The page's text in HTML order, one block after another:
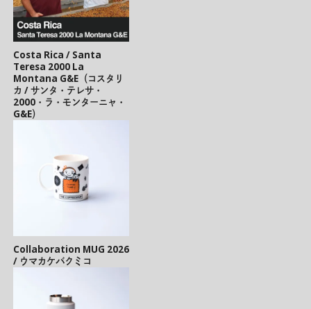
Costa Rica / Santa
Teresa 2000 La
Montana G&E（コスタリ
カ / サンタ・テレサ・
2000・ラ・モンターニャ・
G&E）
Collaboration MUG 2026
/ ウマカケバクミコ